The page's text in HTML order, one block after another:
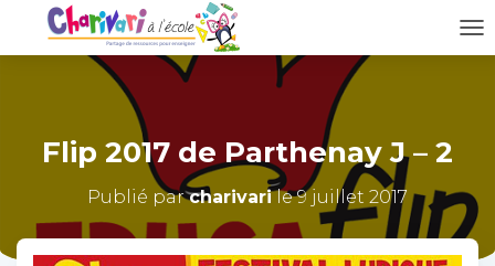
L
A
N
A
Flip 2017 de Parthenay J – 2
Publié parcharivarile9 juillet 2017